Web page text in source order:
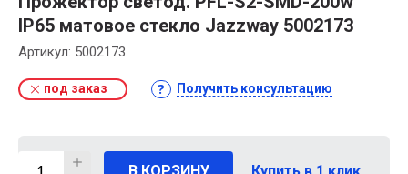
IP65 матовое стекло Jazzway 5002173
Артикул: 5002173
под заказ Получить консультацию